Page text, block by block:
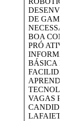
DE GAMES.
NECESSÁRIO
BOA
PRÓ
INFORMÁTICA
BÁSICA E
FACILIDADE
APRENDER
VAGAS PARA
CANDIDATOS
LAFAIETE.